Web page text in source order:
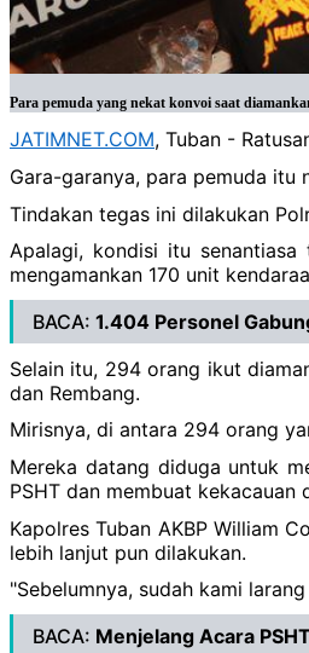
Para pemuda yang nekat konvoi saat
JATIMNET.COM, Tuban -
Gara-garanya, para pemuda itu
Tindakan tegas ini dilakukan
Apalagi, kondisi itu senantiasa
mengamankan 170 unit
BACA: 1.404 Personel
Selain itu, 294 orang ikut
dan Rembang.
Mirisnya, di antara 294 orang
Mereka datang diduga untuk
PSHT dan membuat kekacauan
Kapolres Tuban AKBP William
lebih lanjut pun dilakukan.
"Sebelumnya, sudah kami
BACA: Menjelang Acara